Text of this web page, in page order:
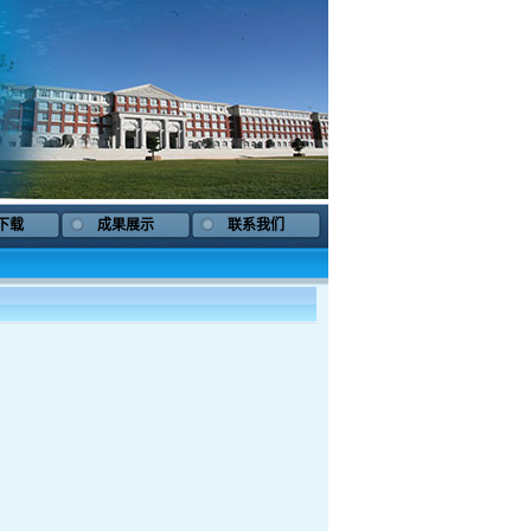
载 成果展示 联系我们